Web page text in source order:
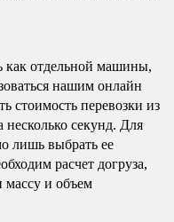
как отдельной машины,
нашим онлайн
стоимость перевозки из
несколько секунд. Для
лишь выбрать ее
расчет догруза,
массу и объем